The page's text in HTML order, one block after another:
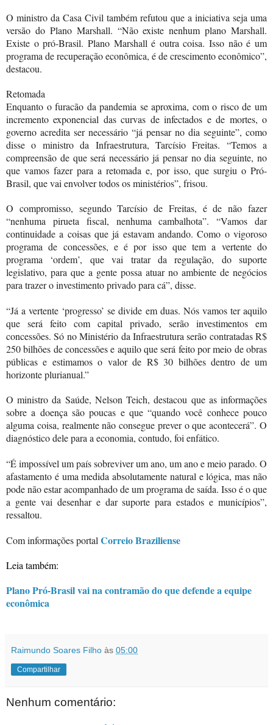
O ministro da Casa Civil também refutou que a iniciativa seja uma
versão do Plano Marshall. “Não existe nenhum plano Marshall.
Existe o pró-Brasil. Plano Marshall é outra coisa. Isso não é um
programa de recuperação econômica, é de crescimento econômico”,
destacou.
Retomada
Enquanto o furacão da pandemia se aproxima, com o risco de um
incremento exponencial das curvas de infectados e de mortes, o
governo acredita ser necessário “já pensar no dia seguinte”, como
disse o ministro da Infraestrutura, Tarcísio Freitas. “Temos a
compreensão de que será necessário já pensar no dia seguinte, no
que vamos fazer para a retomada e, por isso, que surgiu o Pró-
Brasil, que vai envolver todos os ministérios”, frisou.
O compromisso, segundo Tarcísio de Freitas, é de não fazer
“nenhuma pirueta fiscal, nenhuma cambalhota”. “Vamos dar
continuidade a coisas que já estavam andando. Como o vigoroso
programa de concessões, e é por isso que tem a vertente do
programa ‘ordem’, que vai tratar da regulação, do suporte
legislativo, para que a gente possa atuar no ambiente de negócios
para trazer o investimento privado para cá”, disse.
“Já a vertente ‘progresso’ se divide em duas. Nós vamos ter aquilo
que será feito com capital privado, serão investimentos em
concessões. Só no Ministério da Infraestrutura serão contratadas R$
250 bilhões de concessões e aquilo que será feito por meio de obras
públicas e estimamos o valor de R$ 30 bilhões dentro de um
horizonte plurianual.”
O ministro da Saúde, Nelson Teich, destacou que as informações
sobre a doença são poucas e que “quando você conhece pouco
alguma coisa, realmente não consegue prever o que acontecerá”. O
diagnóstico dele para a economia, contudo, foi enfático.
“É impossível um país sobreviver um ano, um ano e meio parado. O
afastamento é uma medida absolutamente natural e lógica, mas não
pode não estar acompanhado de um programa de saída. Isso é o que
a gente vai desenhar e dar suporte para estados e municípios”,
ressaltou.
Com informações portal Correio Braziliense
Leia também:
Plano Pró-Brasil vai na contramão do que defende a equipe
econômica
Raimundo Soares Filho às 05:00
Compartilhar
Nenhum comentário: